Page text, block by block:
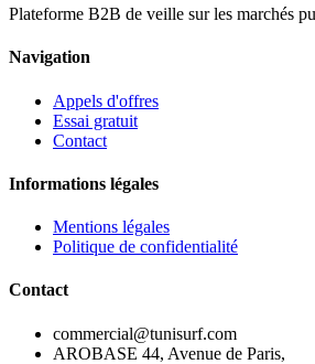
Plateforme B2B de veille sur les marchés
Navigation
Appels d'offres
Essai gratuit
Contact
Informations légales
Mentions légales
Politique de confidentialité
Contact
commercial@tunisurf.com
AROBASE 44, Avenue de Paris,